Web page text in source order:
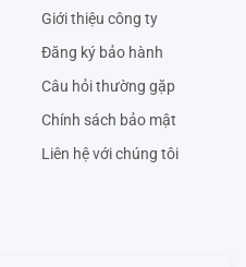
Giới thiệu công ty
Đăng ký bảo hành
Câu hỏi thường gặp
Chính sách bảo mật
Liên hệ với chúng tôi